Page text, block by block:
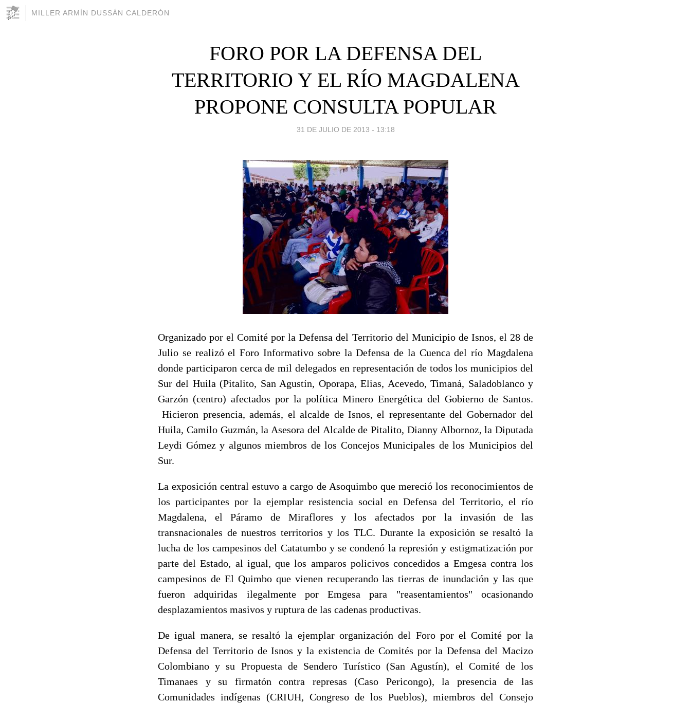
MILLER ARMÍN DUSSÁN CALDERÓN
FORO POR LA DEFENSA DEL
TERRITORIO Y EL RÍO MAGDALENA
PROPONE CONSULTA POPULAR
31 DE JULIO DE 2013 - 13:18
Organizado por el Comité por la Defensa del Territorio del Municipio de Isnos, el 28 de
Julio se realizó el Foro Informativo sobre la Defensa de la Cuenca del río Magdalena
donde participaron cerca de mil delegados en representación de todos los municipios del
Sur del Huila (Pitalito, San Agustín, Oporapa, Elias, Acevedo, Timaná, Saladoblanco y
Garzón (centro) afectados por la política Minero Energética del Gobierno de Santos.
Hicieron presencia, además, el alcalde de Isnos, el representante del Gobernador del
Huila, Camilo Guzmán, la Asesora del Alcalde de Pitalito, Dianny Albornoz, la Diputada
Leydi Gómez y algunos miembros de los Concejos Municipales de los Municipios del
Sur.
La exposición central estuvo a cargo de Asoquimbo que mereció los reconocimientos de
los participantes por la ejemplar resistencia social en Defensa del Territorio, el río
Magdalena, el Páramo de Miraflores y los afectados por la invasión de las
transnacionales de nuestros territorios y los TLC. Durante la exposición se resaltó la
lucha de los campesinos del Catatumbo y se condenó la represión y estigmatización por
parte del Estado, al igual, que los amparos policivos concedidos a Emgesa contra los
campesinos de El Quimbo que vienen recuperando las tierras de inundación y las que
fueron adquiridas ilegalmente por Emgesa para "reasentamientos" ocasionando
desplazamientos masivos y ruptura de las cadenas productivas.
De igual manera, se resaltó la ejemplar organización del Foro por el Comité por la
Defensa del Territorio de Isnos y la existencia de Comités por la Defensa del Macizo
Colombiano y su Propuesta de Sendero Turístico (San Agustín), el Comité de los
Timanaes y su firmatón contra represas (Caso Pericongo), la presencia de las
Comunidades indígenas (CRIUH, Congreso de los Pueblos), miembros del Consejo